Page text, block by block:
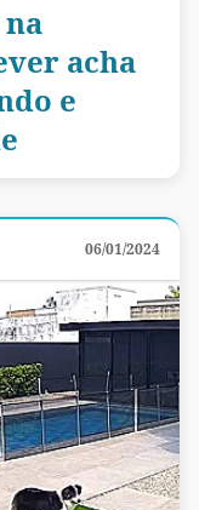
acha
e
06/01/2024